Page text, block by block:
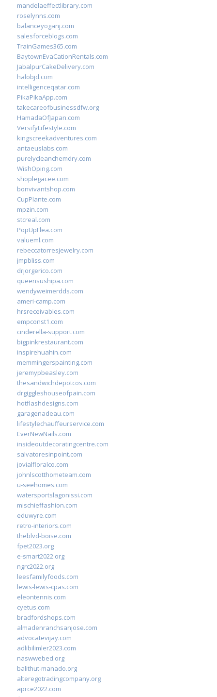
mandelaeffectlibrary.com
roselynns.com
balanceyoganj.com
salesforceblogs.com
TrainGames365.com
BaytownEvaCationRentals.com
JabalpurCakeDelivery.com
halobjd.com
intelligenceqatar.com
PikaPikaApp.com
takecareofbusinessdfw.org
HamadaOfJapan.com
VersifyLifestyle.com
kingscreekadventures.com
antaeuslabs.com
purelycleanchemdry.com
WishOping.com
shoplegacee.com
bonvivantshop.com
CupPlante.com
mpzin.com
stcreal.com
PopUpFlea.com
valueml.com
rebeccatorresjewelry.com
jmpbliss.com
drjorgerico.com
queensushipa.com
wendyweimerdds.com
ameri-camp.com
hrsreceivables.com
empconst1.com
cinderella-support.com
bigpinkrestaurant.com
inspirehuahin.com
memmingerspainting.com
jeremypbeasley.com
thesandwichdepotcos.com
drgiggleshouseofpain.com
hotflashdesigns.com
garagenadeau.com
lifestylechauffeurservice.com
EverNewNails.com
insideoutdecoratingcentre.com
salvatoresinpoint.com
jovialfloralco.com
johnlscotthometeam.com
u-seehomes.com
watersportslagonissi.com
mischieffashion.com
eduwyre.com
retro-interiors.com
theblvd-boise.com
fpet2023.org
e-smart2022.org
ngrc2022.org
leesfamilyfoods.com
lewis-lewis-cpas.com
eleontennis.com
cyetus.com
bradfordshops.com
almadenranchsanjose.com
advocatevijay.com
adlibilimler2023.com
naswwebed.org
balithut-manado.org
alteregotradingcompany.org
aprce2022.com